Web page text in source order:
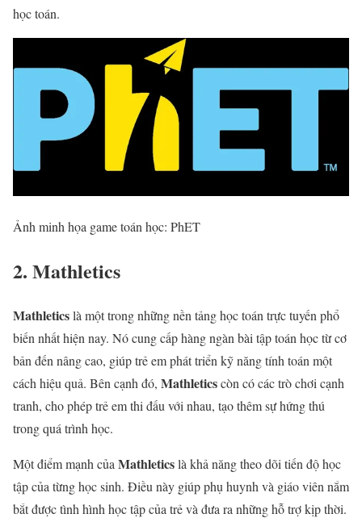
học toán.
Ảnh minh họa game toán học: PhET
2. Mathletics
Mathleticslà một trong những nền tảng học toán trực tuyến phổ
biến nhất hiện nay. Nó cung cấp hàng ngàn bài tập toán học từ cơ
bản đến nâng cao, giúp trẻ em phát triển kỹ năng tính toán một
cách hiệu quả. Bên cạnh đó, Mathleticscòn có các trò chơi cạnh
tranh, cho phép trẻ em thi đấu với nhau, tạo thêm sự hứng thú
trong quá trình học.
Một điểm mạnh của Mathleticslà khả năng theo dõi tiến độ học
tập của từng học sinh. Điều này giúp phụ huynh và giáo viên nắm
bắt được tình hình học tập của trẻ và đưa ra những hỗ trợ kịp thời.